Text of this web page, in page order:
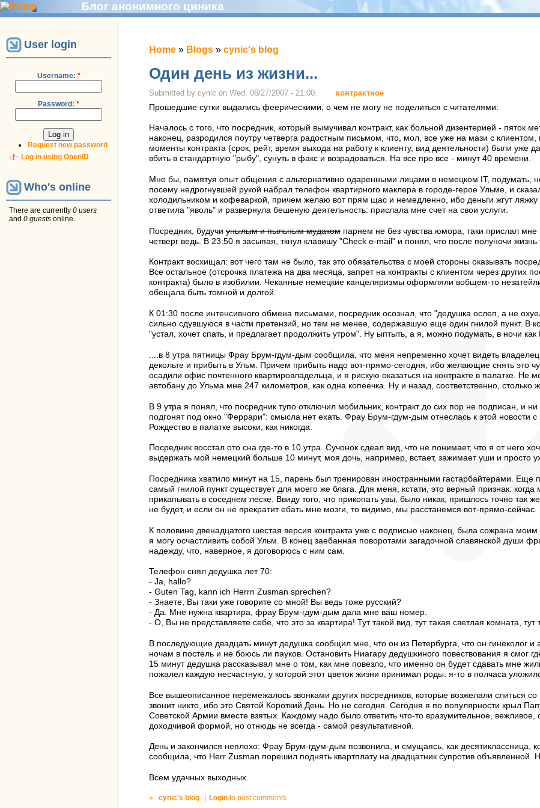
Блог анонимного циника
User login
Username: *
Password: *
Request new password
Log in using OpenID
Who's online
There are currently 0 users
and 0 guests online.
Home » Blogs » cynic's blog
Один день из жизни...
Submitted by cynic on Wed, 06/27/2007 - 21:00.
контрактное
Прошедшие сутки выдались феерическими, о чем не могу не поделиться с читателями:
Началось с того, что посредник, который вымучивал контракт, как больной дизентерией - пяток
наконец, разродился поутру четверга радостным письмом, что, мол, все уже на мази с
моменты контракта (срок, рейт, время выхода на работу к клиенту, вид деятельности) были уже
вбить в стандартную "рыбу", сунуть в факс и возрадоваться. На все про все - минут 40 времени.
Мне бы, памятуя опыт общения с альтернативно одаренными лицами в немецком IT, подумать,
посему недрогнувшей рукой набрал телефон квартирного маклера в городе-герое Ульме, и
холодильником и кофеваркой, причем желаю вот прям щас и немедленно, ибо деньги жгут
ответила "яволь" и развернула бешеную деятельность: прислала мне счет на свои услуги.
Посредник, будучи унылым и пыльным мудаком парнем не без чувства юмора, таки прислал мне
четверг ведь. В 23:50 я засыпая, ткнул клавишу "Check e-mail" и понял, что после полуночи
Контракт восхищал: вот чего там не было, так это обязательства с моей стороны оказывать
Все остальное (отсрочка платежа на два месяца, запрет на контракты с клиентом через других
контракта) было в изобилии. Чеканные немецкие канцеляризмы оформляли вобщем-то
обещала быть томной и долгой.
К 01:30 после интенсивного обмена письмами, посредник осознал, что "дедушка ослеп, а не
сильно сдувшуюся в части претензий, но тем не менее, содержавшую еще один гнилой пункт. В
"устал, хочет спать, и предлагает продолжить утром". Ну ыптыть, а я, можно подумать, в ночи
....в 8 утра пятницы Фрау Брум-гдум-дым сообщила, что меня непременно хочет видеть
декольте и прибыть в Ульм. Причем прибыть надо вот-прямо-сегодня, ибо желающие снять это
осадили офис почтенного квартировладельца, и я рискую оказаться на контракте в палатке. Не
автобану до Ульма мне 247 километров, как одна копеечка. Ну и назад, соответственно, столько
В 9 утра я понял, что посредник тупо отключил мобильник, контракт до сих пор не подписан, и
подгонят под окно "Феррари": смысла нет ехать. Фрау Брум-гдум-дым отнеслась к этой
Рождество в палатке высоки, как никогда.
Посредник восстал ото сна где-то в 10 утра. Сучонок сдеал вид, что не понимает, что я от него
выдержать мой немецкий больше 10 минут, моя дочь, например, встает, зажимает уши и просто
Посредника хватило минут на 15, парень был тренирован иностранными гастарбайтерами. Еще
самый гнилой пункт существует для моего же блага. Для меня, кстати, это верный признак: когда
прикапывать в соседнем леске. Ввиду того, что прикопать увы, было никак, пришлось точно так
не будет, и если он не прекратит ебать мне мозги, то видимо, мы расстанемся вот-прямо-сейчас.
К половине двенадцатого шестая версия контракта уже с подписью наконец, была сожрана
я могу осчастливить собой Ульм. В конец заебанная поворотами загадочной славянской души
надежду, что, наверное, я договорюсь с ним сам.
Телефон снял дедушка лет 70:
- Ja, hallo?
- Guten Tag, kann ich Herrn Zusman sprechen?
- Знаете, Вы таки уже говорите со мной! Вы ведь тоже русский?
- Да. Мне нужна квартира, фрау Брум-гдум-дым дала мне ваш номер.
- О, Вы не представляете себе, что это за квартира! Тут такой вид, тут такая светлая комната, тут
В последующие двадцать минут дедушка сообщил мне, что он из Петербурга, что он гинеколог
ночам в постель и не боюсь ли пауков. Остановить Ниагару дедушкиного повествования я смог
15 минут дедушка рассказывал мне о том, как мне повезло, что именно он будет сдавать мне
пожалел каждую несчастную, у которой этот цветок жизни принимал роды: я-то в полчаса
Все вышеописанное перемежалось звонками других посредников, которые возжелали слиться
звонит никто, ибо это Святой Короткий День. Но не сегодня. Сегодня я по популярности крыл
Советской Армии вместе взятых. Каждому надо было ответить что-то вразумительное,
доходчивой формой, но отнюдь не всегда - самой результативной.
День и закончился неплохо: Фрау Брум-гдум-дым позвонила, и смущаясь, как десятиклассница,
сообщила, что Herr Zusman порешил поднять квартплату на двадцатник супротив объявленной.
Всем удачных выходных.
» cynic's blog Login to post comments